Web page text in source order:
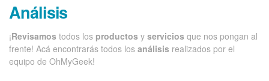
Análisis
¡Revisamos todos los productos y servicios que nos pongan al
frente! Acá encontrarás todos los análisis realizados por el
equipo de OhMyGeek!